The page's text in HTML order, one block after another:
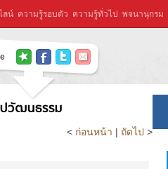
ลน์ ความรู้รอบตัว ความรู้ทั่วไป พจนานุกรม
วัฒนธรรม
< ก่อนหน้า | ถัดไป >